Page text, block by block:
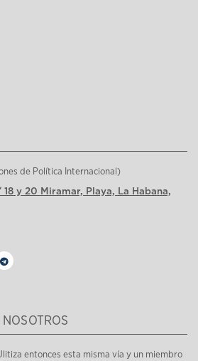
de Política Internacional)
y 20 Miramar, Playa, La Habana,
entonces esta misma vía y un miembro